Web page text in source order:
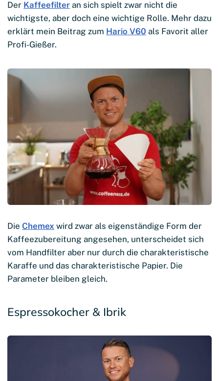
Der Kaffeefilter an sich spielt zwar nicht die
wichtigste, aber doch eine wichtige Rolle. Mehr dazu
erklärt mein Beitrag zum Hario V60 als Favorit aller
Profi-Gießer.
Die Chemex wird zwar als eigenständige Form der
Kaffeezubereitung angesehen, unterscheidet sich
vom Handfilter aber nur durch die charakteristische
Karaffe und das charakteristische Papier. Die
Parameter bleiben gleich.
Espressokocher & Ibrik